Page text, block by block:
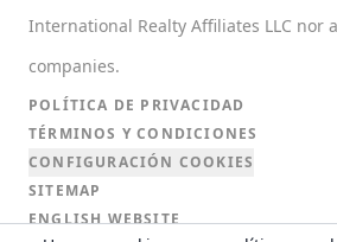
International Realty Affiliates LLC nor
companies.
POLÍTICA DE PRIVACIDAD
TÉRMINOS Y CONDICIONES
CONFIGURACIÓN COOKIES
SITEMAP
ENGLISH WEBSITE